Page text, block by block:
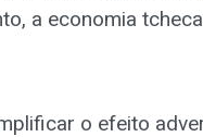
a economia
o efeito